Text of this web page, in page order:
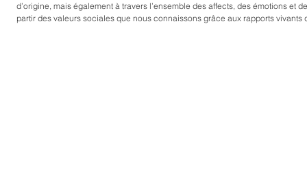
d’origine, mais également à travers l’ensemble des affects, des émotions et
partir des valeurs sociales que nous connaissons grâce aux rapports vivants qui se fabriquent dans la société où nous vivons. C’est